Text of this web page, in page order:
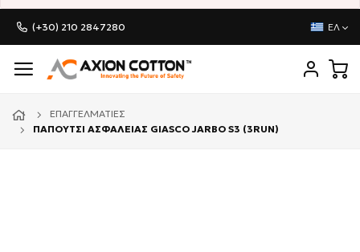
(+30) 210 2847280 ΕΛ
ΕΠΑΓΓΕΛΜΑΤΊΕΣ
ΠΑΠΟΥΤΣΙ ΑΣΦΑΛΕΙΑΣ GIASCO JARBO S3 (3RUN)